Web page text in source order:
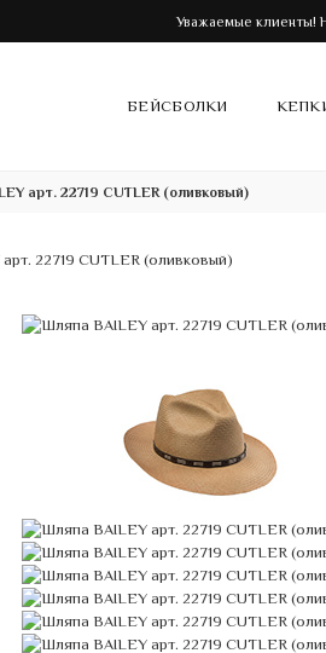
Уважаемые клиенты!
БЕЙСБОЛКИ
арт. 22719 CUTLER (оливковый)